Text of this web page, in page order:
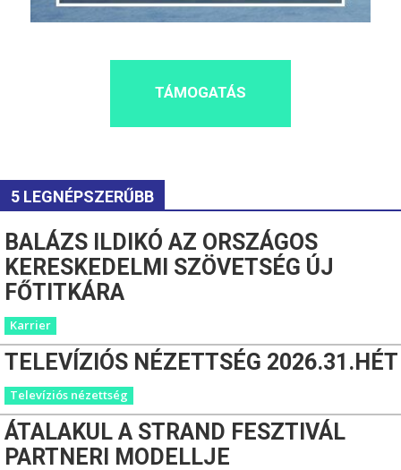
TÁMOGATÁS
5 LEGNÉPSZERŰBB
BALÁZS ILDIKÓ AZ ORSZÁGOS
KERESKEDELMI SZÖVETSÉG ÚJ
FŐTITKÁRA
Karrier
TELEVÍZIÓS NÉZETTSÉG 2026.31.HÉT
Televíziós nézettség
ÁTALAKUL A STRAND FESZTIVÁL
PARTNERI MODELLJE